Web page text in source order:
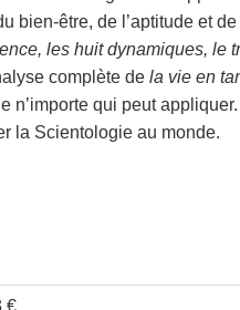
bien-être, de l’aptitude et
les huit dynamiques, le
complète de la vie en
n’importe qui peut
la Scientologie au monde.